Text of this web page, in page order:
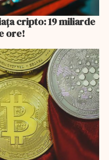
cripto: 19 miliarde
ore!